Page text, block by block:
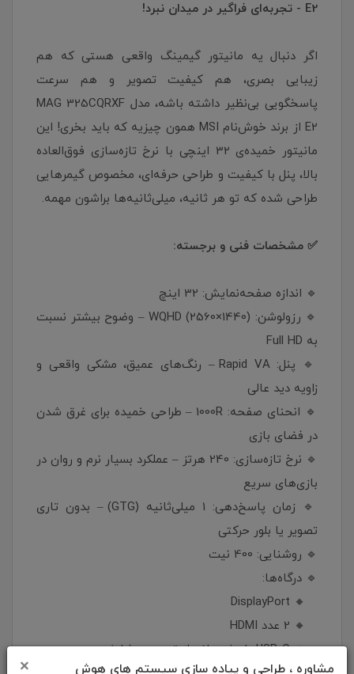
مشاوره ، طراحی و پیاده سازی سیستم های هوش ×
E2 - تجربه‌ای فراگیر در میدان نبرد!
اگر دنبال یه مانیتور گیمینگ واقعی هستی که هم
زیبایی بصری، هم کیفیت تصویر و هم سرعت
پاسخگویی بی‌نظیر داشته باشه، مدل MAG 325CQRXF
E2 از برند خوش‌نام MSI همون چیزیه که باید بخری! این
مانیتور خمیده‌ی 32 اینچی با نرخ تازه‌سازی فوق‌العاده
بالا، پنل با کیفیت و طراحی حرفه‌ای، مخصوص گیمرهایی
طراحی شده که تو هر ثانیه، میلی‌ثانیه‌ها براشون مهمه.
✅ مشخصات فنی و برجسته:
🔹 اندازه صفحه‌نمایش: 32 اینچ
🔹 رزولوشن: WQHD (2560×1440) – وضوح بیشتر نسبت
به Full HD
🔹 پنل: Rapid VA – رنگ‌های عمیق، مشکی واقعی و
زاویه دید عالی
🔹 انحنای صفحه: 1000R – طراحی خمیده برای غرق شدن
در فضای بازی
🔹 نرخ تازه‌سازی: 240 هرتز – عملکرد بسیار نرم و روان در
بازی‌های سریع
🔹 زمان پاسخ‌دهی: 1 میلی‌ثانیه (GTG) – بدون تاری
تصویر یا بلور حرکتی
🔹 روشنایی: 400 نیت
🔹 درگاه‌ها:
🔸 DisplayPort
🔸 2 عدد HDMI
🔸 USB-C با پشتیبانی از تصویر و شارژ